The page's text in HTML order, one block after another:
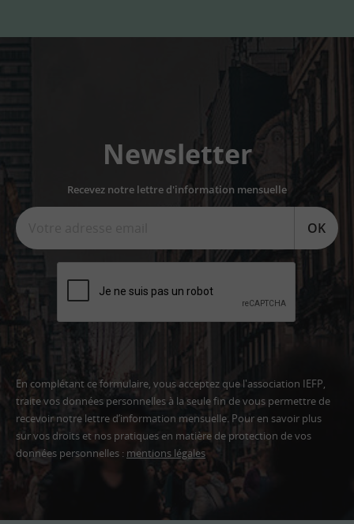
Newsletter
Recevez notre lettre d'information mensuelle
OK
En complétant ce formulaire, vous acceptez que l'association IEFP,
traite vos données personnelles à la seule fin de vous permettre de
recevoir notre lettre d’information mensuelle. Pour en savoir plus
sur vos droits et nos pratiques en matière de protection de vos
données personnelles : mentions légales